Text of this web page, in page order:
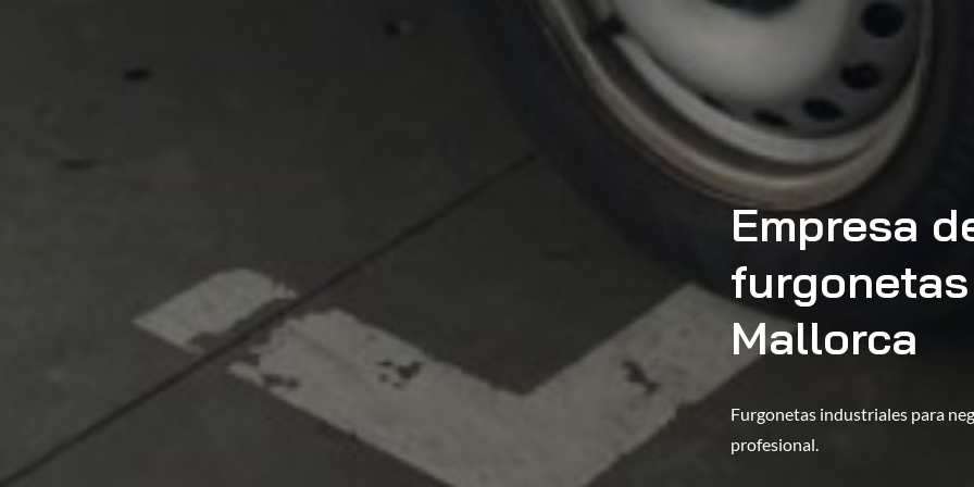
Empresa
Mallorca
Furgonetas industriales para
profesional.